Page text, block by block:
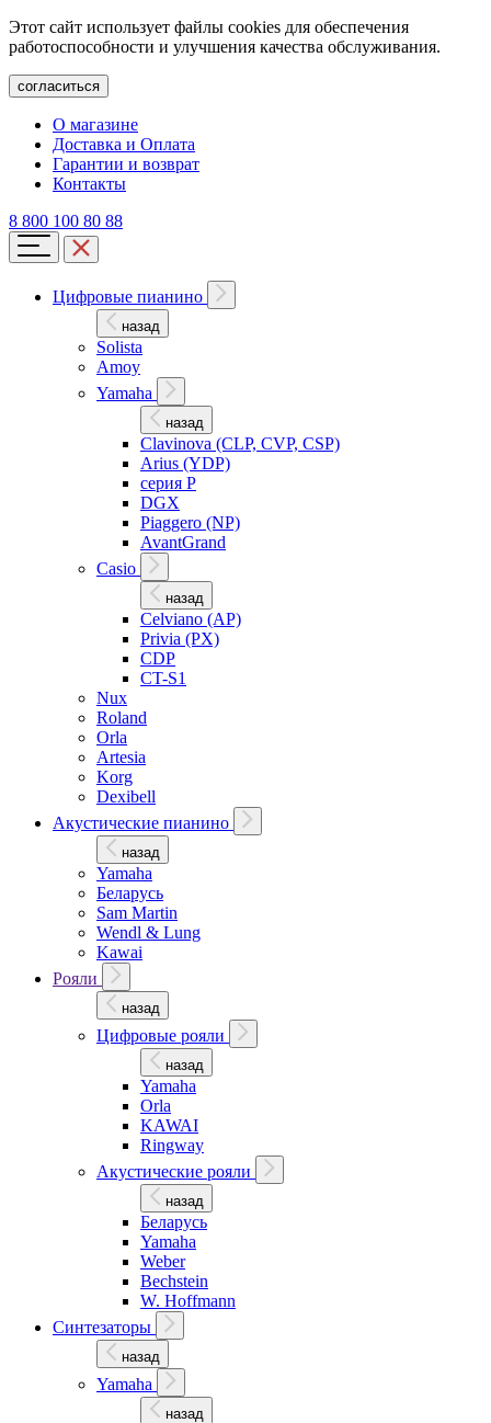
Этот сайт использует файлы cookies для обеспечения
работоспособности и улучшения качества обслуживания.
согласиться
О магазине
Доставка и Оплата
Гарантии и возврат
Контакты
8 800 100 80 88
Цифровые пианино
назад
Solista
Amoy
Yamaha
назад
Clavinova (CLP, CVP, CSP)
Arius (YDP)
серия P
DGX
Piaggero (NP)
AvantGrand
Casio
назад
Celviano (AP)
Privia (PX)
CDP
CT-S1
Nux
Roland
Orla
Artesia
Korg
Dexibell
Акустические пианино
назад
Yamaha
Беларусь
Sam Martin
Wendl & Lung
Kawai
Рояли
назад
Цифровые рояли
назад
Yamaha
Orla
KAWAI
Ringway
Акустические рояли
назад
Беларусь
Yamaha
Weber
Bechstein
W. Hoffmann
Синтезаторы
назад
Yamaha
назад